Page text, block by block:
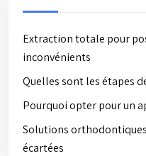
Extraction totale pour
inconvénients
Quelles sont les étapes
Pourquoi opter pour un
Solutions
écartées